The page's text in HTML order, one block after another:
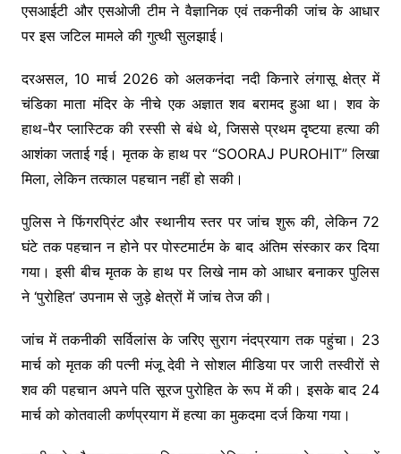
एसआईटी और एसओजी टीम ने वैज्ञानिक एवं तकनीकी जांच के आधार
पर इस जटिल मामले की गुत्थी सुलझाई।
दरअसल, 10 मार्च 2026 को अलकनंदा नदी किनारे लंगासू क्षेत्र में
चंडिका माता मंदिर के नीचे एक अज्ञात शव बरामद हुआ था। शव के
हाथ-पैर प्लास्टिक की रस्सी से बंधे थे, जिससे प्रथम दृष्टया हत्या की
आशंका जताई गई। मृतक के हाथ पर “SOORAJ PUROHIT” लिखा
मिला, लेकिन तत्काल पहचान नहीं हो सकी।
पुलिस ने फिंगरप्रिंट और स्थानीय स्तर पर जांच शुरू की, लेकिन 72
घंटे तक पहचान न होने पर पोस्टमार्टम के बाद अंतिम संस्कार कर दिया
गया। इसी बीच मृतक के हाथ पर लिखे नाम को आधार बनाकर पुलिस
ने ‘पुरोहित’ उपनाम से जुड़े क्षेत्रों में जांच तेज की।
जांच में तकनीकी सर्विलांस के जरिए सुराग नंदप्रयाग तक पहुंचा। 23
मार्च को मृतक की पत्नी मंजू देवी ने सोशल मीडिया पर जारी तस्वीरों से
शव की पहचान अपने पति सूरज पुरोहित के रूप में की। इसके बाद 24
मार्च को कोतवाली कर्णप्रयाग में हत्या का मुकदमा दर्ज किया गया।